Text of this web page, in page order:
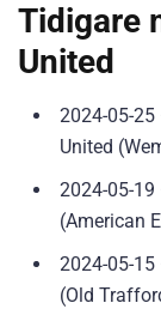
Tidigare
United
2024-05-
United
2024-05-
(American
2024-05-
(Old